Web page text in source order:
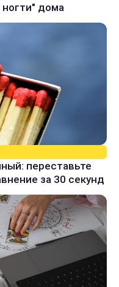
дома
переставьте
за 30 секунд